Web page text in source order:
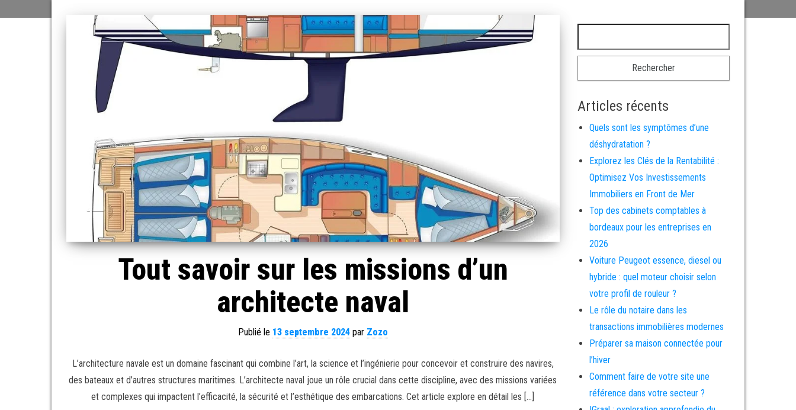
Tout savoir sur les missions d’un
architecte naval
Publié le 13 septembre 2024par Zozo
L’architecture navale est un domaine fascinant qui combine l’art, la science et l’ingénierie pour concevoir et construire des navires,
des bateaux et d’autres structures maritimes. L’architecte naval joue un rôle crucial dans cette discipline, avec des missions variées
et complexes qui impactent l’efficacité, la sécurité et l’esthétique des embarcations. Cet article explore en détail les […]
Articles récents
Quels sont les symptômes d’une
déshydratation ?
Explorez les Clés de la Rentabilité :
Optimisez Vos Investissements
Immobiliers en Front de Mer
Top des cabinets comptables à
bordeaux pour les entreprises en
2026
Voiture Peugeot essence, diesel ou
hybride : quel moteur choisir selon
votre profil de rouleur ?
Le rôle du notaire dans les
transactions immobilières modernes
Préparer sa maison connectée pour
l’hiver
Comment faire de votre site une
référence dans votre secteur ?